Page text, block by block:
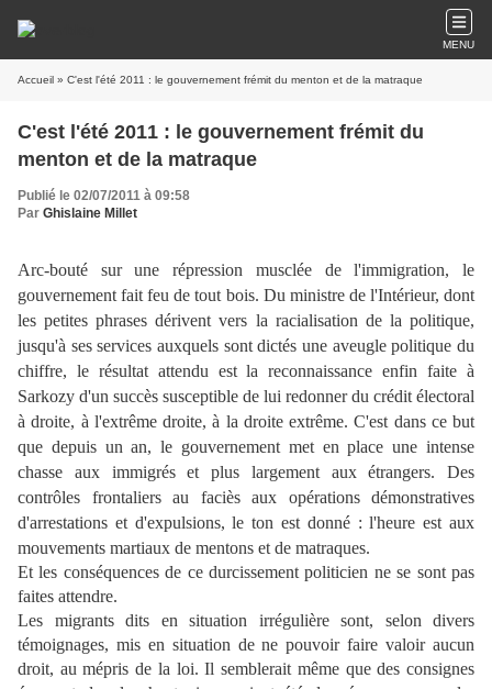
MENU
Accueil » C'est l'été 2011 : le gouvernement frémit du menton et de la matraque
C'est l'été 2011 : le gouvernement frémit du
menton et de la matraque
Publié le 02/07/2011 à 09:58
Par Ghislaine Millet
Arc-bouté sur une répression musclée de l'immigration, le
gouvernement fait feu de tout bois. Du ministre de l'Intérieur, dont
les petites phrases dérivent vers la racialisation de la politique,
jusqu'à ses services auxquels sont dictés une aveugle politique du
chiffre, le résultat attendu est la reconnaissance enfin faite à
Sarkozy d'un succès susceptible de lui redonner du crédit électoral
à droite, à l'extrême droite, à la droite extrême. C'est dans ce but
que depuis un an, le gouvernement met en place une intense
chasse aux immigrés et plus largement aux étrangers. Des
contrôles frontaliers au faciès aux opérations démonstratives
d'arrestations et d'expulsions, le ton est donné : l'heure est aux
mouvements martiaux de mentons et de matraques.
Et les conséquences de ce durcissement politicien ne se sont pas
faites attendre.
Les migrants dits en situation irrégulière sont, selon divers
témoignages, mis en situation de ne pouvoir faire valoir aucun
droit, au mépris de la loi. Il semblerait même que des consignes